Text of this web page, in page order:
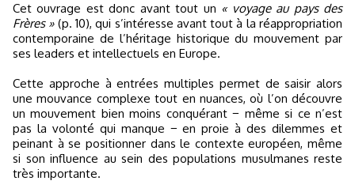
Cet ouvrage est donc avant tout un « voyage au pays des
Frères »(p. 10), qui s’intéresse avant tout à la réappropriation
contemporaine de l’héritage historique du mouvement par
ses leaders et intellectuels en Europe.
Cette approche à entrées multiples permet de saisir alors
une mouvance complexe tout en nuances, où l’on découvre
un mouvement bien moins conquérant − même si ce n’est
pas la volonté qui manque − en proie à des dilemmes et
peinant à se positionner dans le contexte européen, même
si son influence au sein des populations musulmanes reste
très importante.